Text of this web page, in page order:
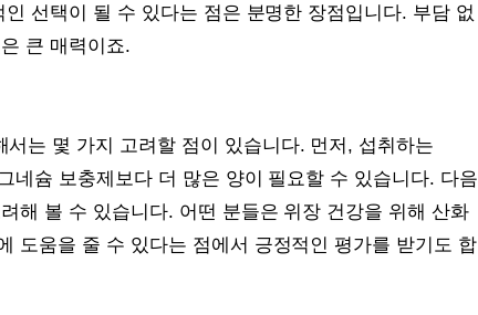
선택이 될 수 있다는 점은 분명한 장점입니다. 부담 없
큰 매력이죠.
는 몇 가지 고려할 점이 있습니다. 먼저, 섭취하는
네슘 보충제보다 더 많은 양이 필요할 수 있습니다. 다음
해 볼 수 있습니다. 어떤 분들은 위장 건강을 위해 산화
도움을 줄 수 있다는 점에서 긍정적인 평가를 받기도 합